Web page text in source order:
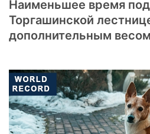
Наименьшее время
Торгашинской
дополнительным